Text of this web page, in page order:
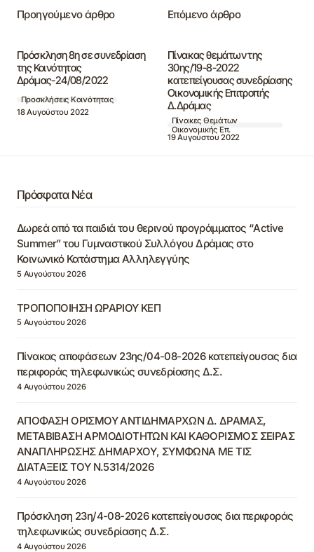
Προηγούμενο άρθρο
Πρόσκληση 8η σε συνεδρίαση
της Κοινότητας
Δράμας-24/08/2022
Προσκλήσεις Κοινότητας
18 Αυγούστου 2022
Επόμενο άρθρο
Πίνακας θεμάτων της
30ης/19-8-2022
κατεπείγουσας συνεδρίασης
Οικονομικής Επιτροπής
Δ.Δράμας
Πίνακες Θεμάτων
Οικονομικής Επ.
19 Αυγούστου 2022
Πρόσφατα Νέα
Δωρεά από τα παιδιά του θερινού προγράμματος “Active
Summer” του Γυμναστικού Συλλόγου Δράμας στο
Κοινωνικό Κατάστημα Αλληλεγγύης
5 Αυγούστου 2026
ΤΡΟΠΟΠΟΙΗΣΗ ΩΡΑΡΙΟΥ ΚΕΠ
5 Αυγούστου 2026
Πίνακας αποφάσεων 23ης/04-08-2026 κατεπείγουσας δια
περιφοράς τηλεφωνικώς συνεδρίασης Δ.Σ.
4 Αυγούστου 2026
ΑΠΟΦΑΣΗ ΟΡΙΣΜΟΥ ΑΝΤΙΔΗΜΑΡΧΩΝ Δ. ΔΡΑΜΑΣ,
ΜΕΤΑΒΙΒΑΣΗ ΑΡΜΟΔΙΟΤΗΤΩΝ ΚΑΙ ΚΑΘΟΡΙΣΜΟΣ ΣΕΙΡΑΣ
ΑΝΑΠΛΗΡΩΣΗΣ ΔΗΜΑΡΧΟΥ, ΣΥΜΦΩΝΑ ΜΕ ΤΙΣ
ΔΙΑΤΑΞΕΙΣ ΤΟΥ Ν.5314/2026
4 Αυγούστου 2026
Πρόσκληση 23η/4-08-2026 κατεπείγουσας δια περιφοράς
τηλεφωνικώς συνεδρίασης Δ.Σ.
4 Αυγούστου 2026